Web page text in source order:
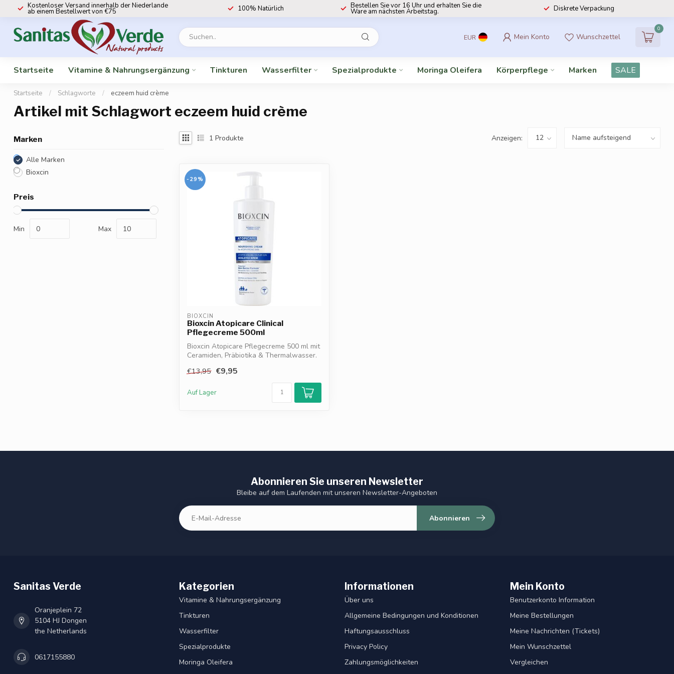
Kostenloser Versand innerhalb der Niederlande
ab einem Bestellwert von €75 100% Natürlich Bestellen Sie vor 16 Uhr und erhalten Sie die
Ware am nächsten Arbeitstag. Diskrete Verpackung
EUR Mein Konto Wunschzettel
0
Startseite Vitamine & Nahrungsergänzung Tinkturen Wasserfilter Spezialprodukte Moringa Oleifera Körperpflege Marken SALE
Startseite / Schlagworte / eczeem huid crème
Artikel mit Schlagwort eczeem huid crème
Marken
Alle Marken
Bioxcin
Preis
Min Max
1 Produkte Anzeigen:
-29%
BIOXCIN
Bioxcin Atopicare Clinical
Pflegecreme 500ml
Bioxcin Atopicare Pflegecreme 500 ml mit
Ceramiden, Präbiotika & Thermalwasser.
€13,95 €9,95
Auf Lager
Abonnieren Sie unseren Newsletter
Bleibe auf dem Laufenden mit unseren Newsletter-Angeboten
Abonnieren
Sanitas Verde
Oranjeplein 72
5104 HJ Dongen
the Netherlands
0617155880
Kategorien
Vitamine & Nahrungsergänzung
Tinkturen
Wasserfilter
Spezialprodukte
Moringa Oleifera
Informationen
Über uns
Allgemeine Bedingungen und Konditionen
Haftungsausschluss
Privacy Policy
Zahlungsmöglichkeiten
Mein Konto
Benutzerkonto Information
Meine Bestellungen
Meine Nachrichten (Tickets)
Mein Wunschzettel
Vergleichen